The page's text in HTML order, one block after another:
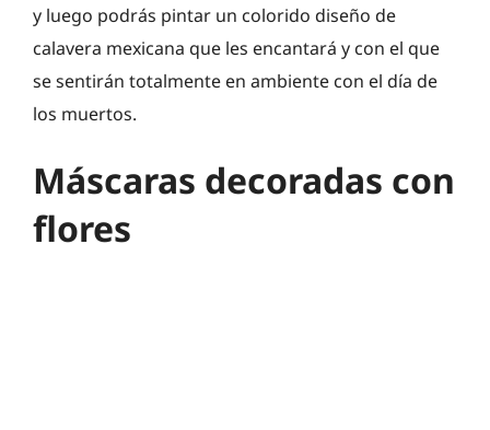
y luego podrás pintar un colorido diseño de
calavera mexicana que les encantará y con el que
se sentirán totalmente en ambiente con el día de
los muertos.
Máscaras decoradas con
flores